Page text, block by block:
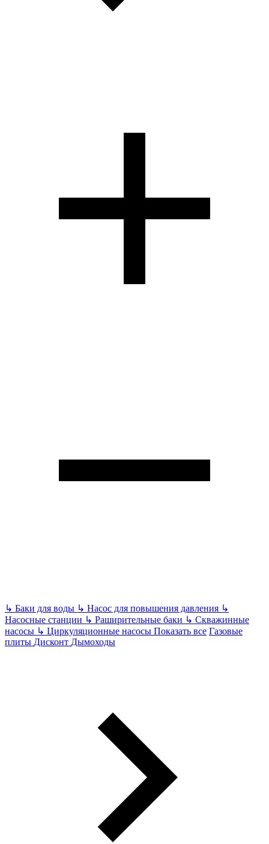
↳ Баки для воды ↳ Насос для повышения давления ↳
Насосные станции ↳ Раширительные баки ↳ Скважинные
насосы ↳ Циркуляционные насосы Показать все Газовые
плиты Дисконт Дымоходы